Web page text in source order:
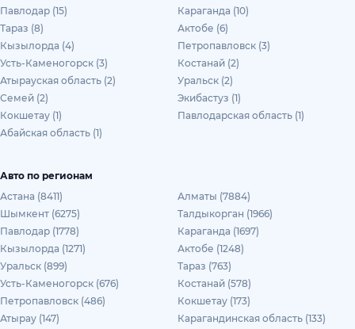
Павлодар (15)
Караганда (10)
Тараз (8)
Актобе (6)
Кызылорда (4)
Петропавловск (3)
Усть-Каменогорск (3)
Костанай (2)
Атырауская область (2)
Уральск (2)
Семей (2)
Экибастуз (1)
Кокшетау (1)
Павлодарская область (1)
Абайская область (1)
Авто по регионам
Астана (8411)
Алматы (7884)
Шымкент (6275)
Талдыкорган (1966)
Павлодар (1778)
Караганда (1697)
Кызылорда (1271)
Актобе (1248)
Уральск (899)
Тараз (763)
Усть-Каменогорск (676)
Костанай (578)
Петропавловск (486)
Кокшетау (173)
Атырау (147)
Карагандинская область (133)